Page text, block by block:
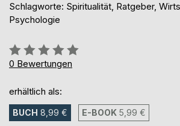
Schlagworte: Spiritualität, Ratgeber,
Psychologie
Bewertung::
0%
0 Bewertungen
erhältlich als:
BUCH 8,99 € E-BOOK 5,99 €